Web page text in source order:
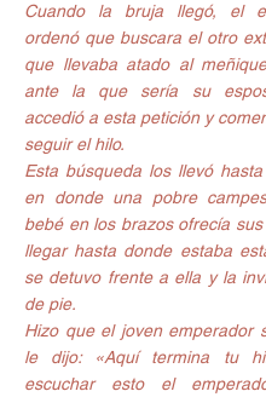
Cuando la bruja llegó, el
ordenó que buscara el otro
que llevaba atado al
ante la que sería su
accedió a esta petición y
seguir el hilo.
Esta búsqueda los llevó
en donde una pobre
bebé en los brazos ofrecía
llegar hasta donde estaba
se detuvo frente a ella y la
de pie.
Hizo que el joven emperador
le dijo: «Aquí termina tu
escuchar esto el